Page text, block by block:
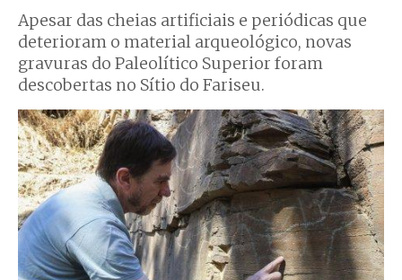
Apesar das cheias artificiais e periódicas que
deterioram o material arqueológico, novas
gravuras do Paleolítico Superior foram
descobertas no Sítio do Fariseu.